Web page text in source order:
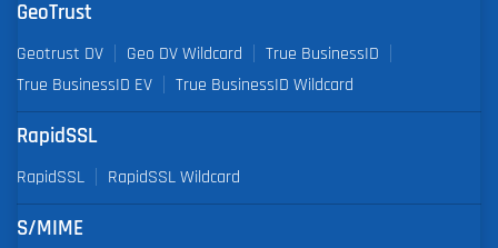
GeoTrust
Geotrust DV Geo DV Wildcard
True BusinessID
True BusinessID EV
True BusinessID Wildcard
RapidSSL
RapidSSL RapidSSL Wildcard
S/MIME